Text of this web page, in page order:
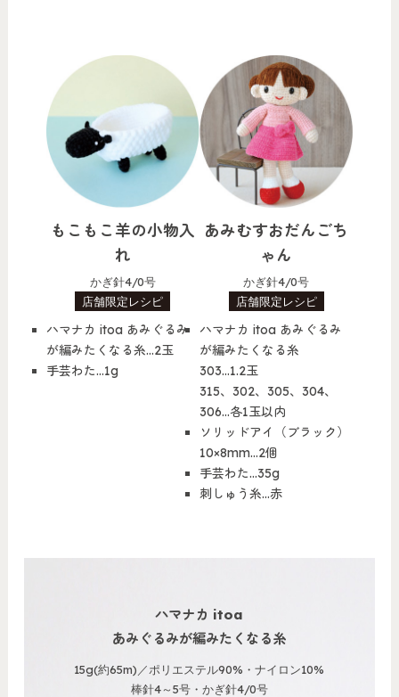
もこもこ羊の小物入
れ
かぎ針4/0号
店舗限定レシピ
ハマナカ itoa あみぐるみ
が編みたくなる糸…2玉
手芸わた…1g
あみむすおだんごち
ゃん
かぎ針4/0号
店舗限定レシピ
ハマナカ itoa あみぐるみ
が編みたくなる糸
303…1.2玉
315、302、305、304、
306…各1玉以内
ソリッドアイ（ブラック）
10×8mm…2個
手芸わた…35g
刺しゅう糸…赤
ハマナカ itoa
あみぐるみが編みたくなる糸
15g(約65m)／ポリエステル90%・ナイロン10%
棒針4～5号・かぎ針4/0号